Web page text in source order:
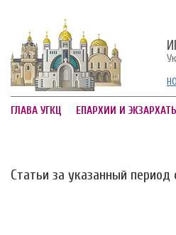
ГЛАВА УГКЦ ЕПАРХИИ И ЭКЗАРХАТЫ
Статьи за указанный период